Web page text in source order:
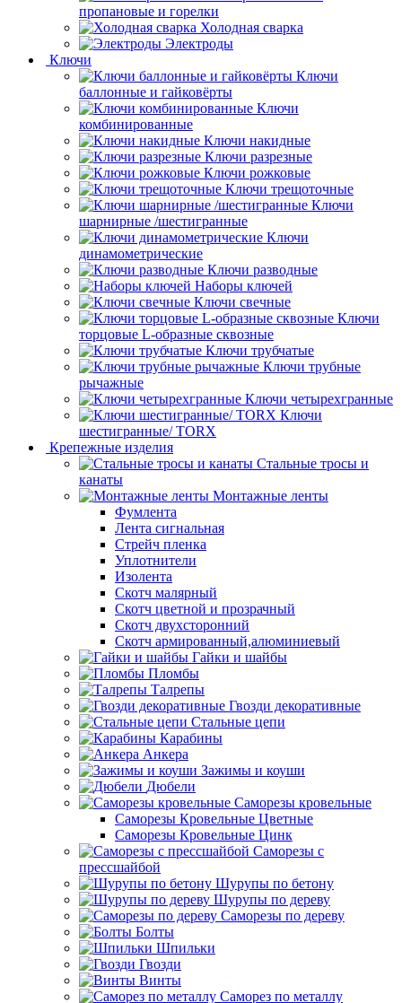
пропановые и горелки
Холодная сварка
Электроды
Ключи
Ключи
баллонные и гайковёрты
Ключи
комбинированные
Ключи накидные
Ключи разрезные
Ключи рожковые
Ключи трещоточные
Ключи
шарнирные /шестигранные
Ключи
динамометрические
Ключи разводные
Наборы ключей
Ключи свечные
Ключи
торцовые L-образные сквозные
Ключи трубчатые
Ключи трубные
рычажные
Ключи четырехгранные
Ключи
шестигранные/ TORX
Крепежные изделия
Стальные тросы и
канаты
Монтажные ленты
Фумлента
Лента сигнальная
Стрейч пленка
Уплотнители
Изолента
Скотч малярный
Скотч цветной и прозрачный
Скотч двухсторонний
Скотч армированный,алюминиевый
Гайки и шайбы
Пломбы
Талрепы
Гвозди декоративные
Стальные цепи
Карабины
Анкера
Зажимы и коуши
Дюбели
Саморезы кровельные
Саморезы Кровельные Цветные
Саморезы Кровельные Цинк
Саморезы с
прессшайбой
Шурупы по бетону
Шурупы по дереву
Саморезы по дереву
Болты
Шпильки
Гвозди
Винты
Саморез по металлу